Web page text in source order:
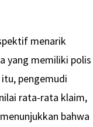
menarik
yang memiliki polis
pengemudi
rata-rata klaim,
bahwa